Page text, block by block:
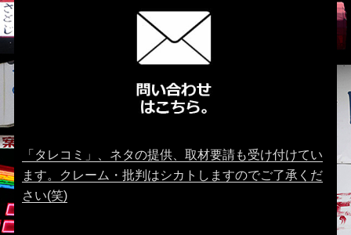
「タレコミ」、ネタの提供、取材要請も受け付けてい
ます。クレーム・批判はシカトしますのでご了承くだ
さい(笑)